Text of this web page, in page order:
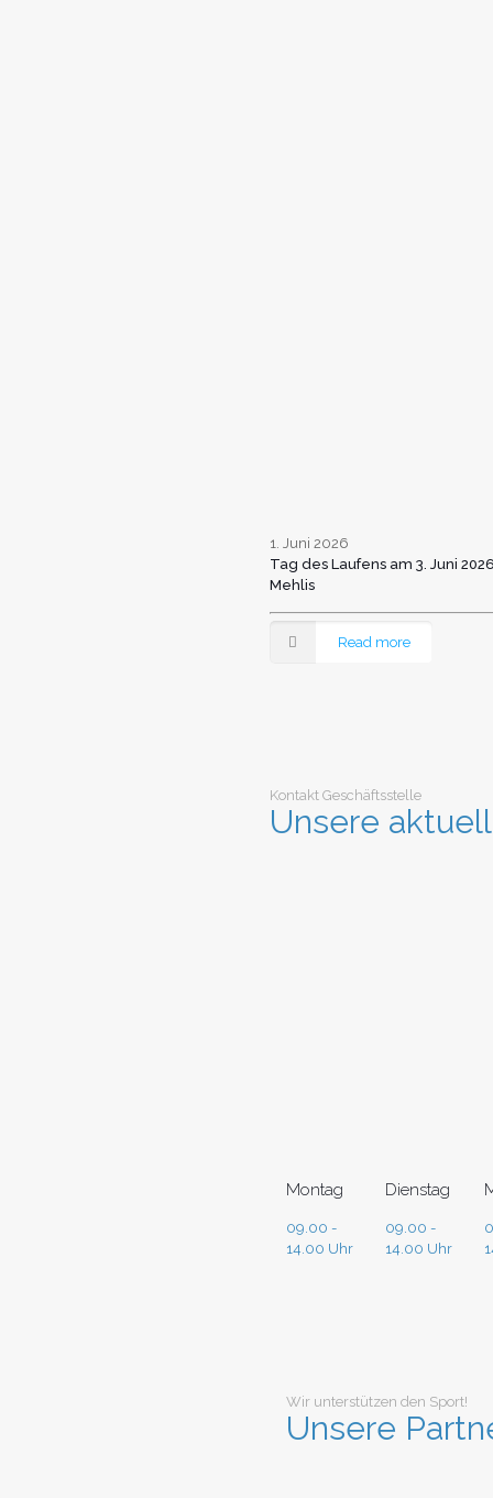
1. Juni 2026
Tag des Laufens am 3. Juni
Mehlis
Read more
Kontakt Geschäftsstelle
Unsere
Montag
09.00 -
14.00 Uhr
Dienstag
09.00 -
14.00 Uhr
Wir unterstützen den Sport!
Unsere